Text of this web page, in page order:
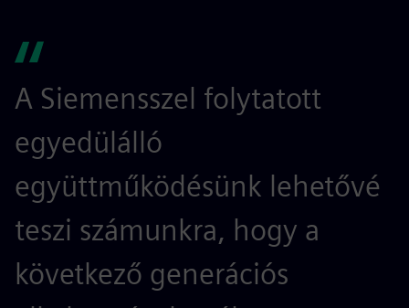
A Siemensszel folytatott
egyedülálló
együttműködésünk lehetővé
teszi számunkra, hogy a
következő generációs